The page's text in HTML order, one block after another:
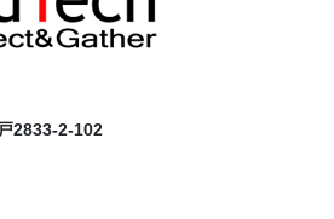
2833-2-102